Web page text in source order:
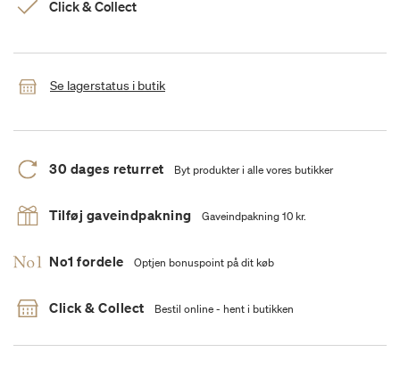
Click & Collect
Se lagerstatus i butik
30 dages returret Byt produkter i alle vores butikker
Tilføj gaveindpakning Gaveindpakning 10 kr.
No1 fordele Optjen bonuspoint på dit køb
Click & Collect Bestil online - hent i butikken